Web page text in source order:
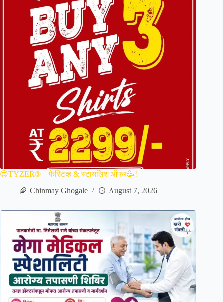
😍TYZER® – फेस्टिव्ह & स्टायलिश ऑफर🥳!
Chinmay Ghogale
August 7, 2026